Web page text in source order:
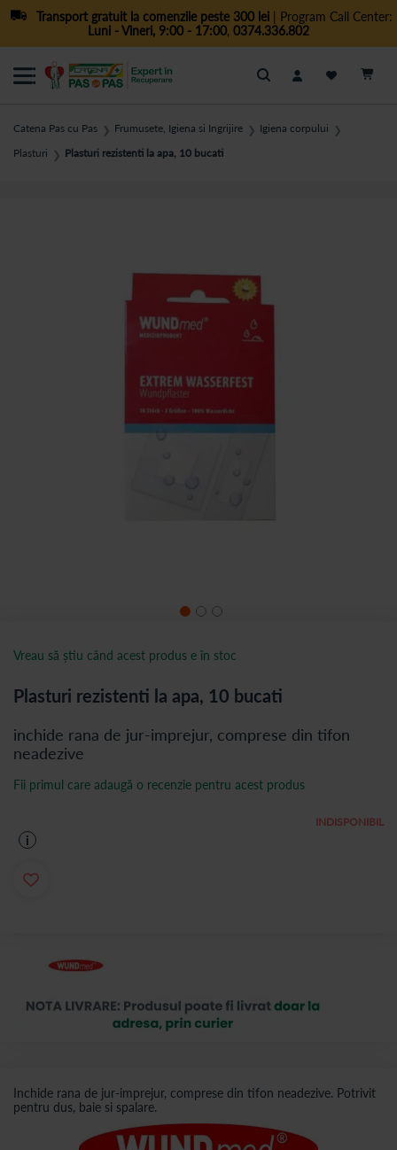
Transport gratuit la comenzile peste 300 lei| Program Call Center:
Luni - Vineri, 9:00 - 17:00, 0374.336.802
Cautare
Catena Pas cu Pas ❯ Frumusete, Igiena si Ingrijire ❯ Igiena corpului ❯
Plasturi ❯ Plasturi rezistenti la apa, 10 bucati
Inchide rana de jur-imprejur, comprese din tifon neadezive. Potrivit
pentru dus, baie si spalare.
Plasturi rezistenti la apa, 10 bucati
inchide rana de jur-imprejur, comprese din tifon
neadezive
INDISPONIBIL
Fii primul care adaugă o recenzie pentru acest produs
i
Vreau să știu când acest produs e în stoc